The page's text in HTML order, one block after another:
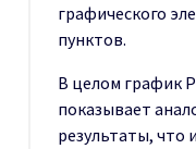
графического
пунктов.
В целом график
показывает
результаты, что